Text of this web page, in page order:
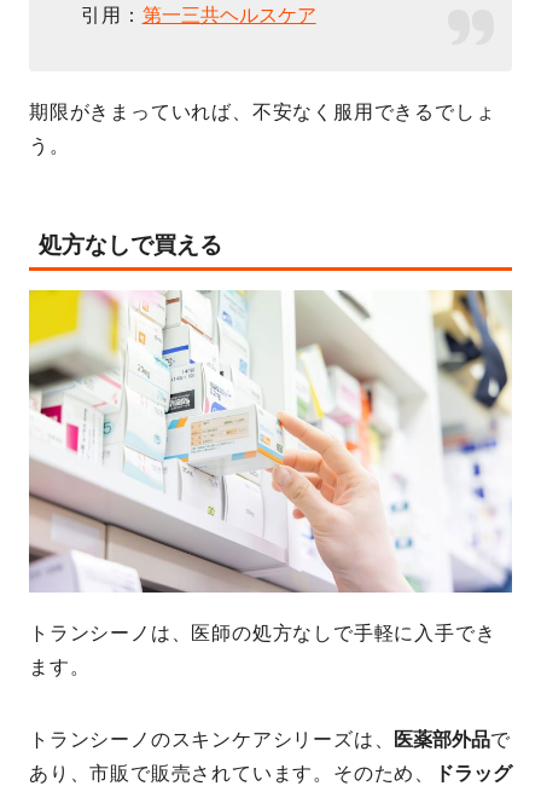
引用： 第一三共ヘルスケア
期限がきまっていれば、不安なく服用できるでしょ
う。
処方なしで買える
トランシーノは、医師の処方なしで手軽に入手でき
ます。
トランシーノのスキンケアシリーズは、 医薬部外品で
あり、市販で販売されています。そのため、
ドラッグ